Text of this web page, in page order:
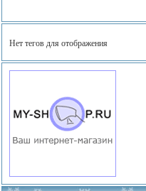
Нет тегов для отображения